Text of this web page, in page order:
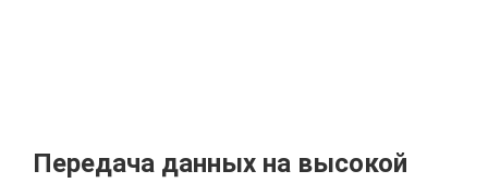
Передача данных на высокой